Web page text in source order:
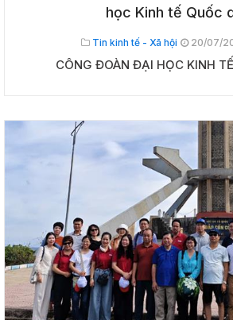
học Kinh tế Quốc
Tin kinh tế - Xã hội 20/07/
CÔNG ĐOÀN ĐẠI HỌC KINH